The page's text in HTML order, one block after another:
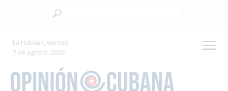
La Habana, viernes
7 de agosto, 2026